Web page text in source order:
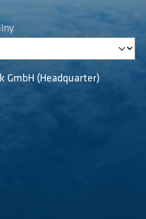
GmbH (Headquarter)